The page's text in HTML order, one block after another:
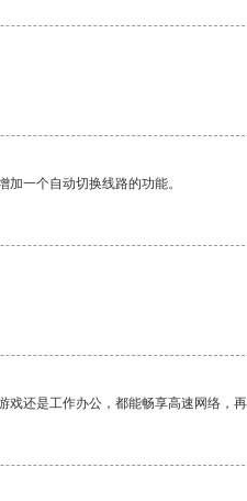
一个自动切换线路的功能。
还是工作办公，都能畅享高速网络，再